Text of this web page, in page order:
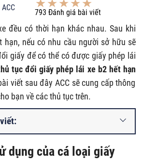
793 Đánh giá bài viết
đều có thời hạn khác nhau. Sau khi
hạn, nếu có nhu cầu người sở hữu sẽ
giấy để có thể có được giấy phép lái
tục đổi giấy phép lái xe b2 hết hạn
viết sau đây ACC sẽ cung cấp thông
bạn về các thủ tục trên.
dụng của cá loại giấy